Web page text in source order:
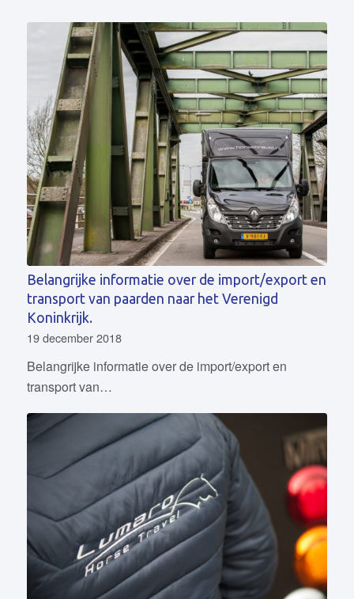
Belangrijke informatie over de import/export en
transport van paarden naar het Verenigd
Koninkrijk.
19 december 2018
Belangrijke informatie over de import/export en
transport van…